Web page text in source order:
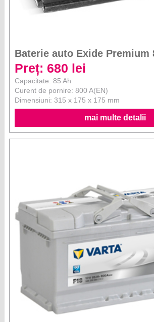
Baterie auto Exide Premium
Preț: 680 lei
Capacitate: 85 Ah
Curent de pornire: 800 A(EN)
Dimensiuni: 315 x 175 x 175 mm
mai multe detalii